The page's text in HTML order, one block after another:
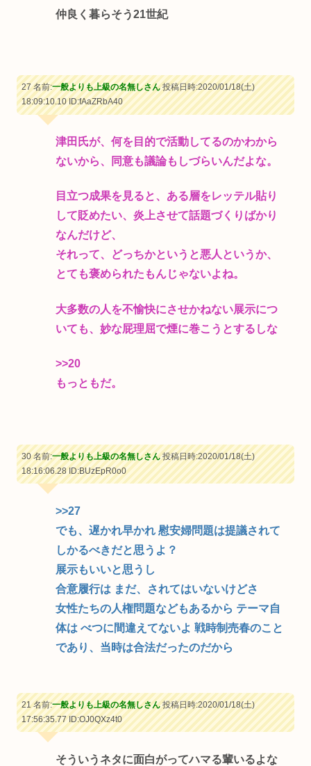
仲良く暮らそう21世紀
27 名前:一般よりも上級の名無しさん投稿日時:2020/01/18(土)
18:09:10.10ID:fAaZRbA40
津田氏が、何を目的で活動してるのかわから
ないから、同意も議論もしづらいんだよな。
目立つ成果を見ると、ある層をレッテル貼り
して貶めたい、炎上させて話題づくりばかり
なんだけど、
それって、どっちかというと悪人というか、
とても褒められたもんじゃないよね。
大多数の人を不愉快にさせかねない展示につ
いても、妙な屁理屈で煙に巻こうとするしな
>>20
もっともだ。
30 名前:一般よりも上級の名無しさん投稿日時:2020/01/18(土)
18:16:06.28ID:BUzEpR0o0
>>27
でも、遅かれ早かれ 慰安婦問題は提議されて
しかるべきだと思うよ？
展示もいいと思うし
合意履行は まだ、されてはいないけどさ
女性たちの人権問題などもあるから テーマ自
体は べつに間違えてないよ 戦時制売春のこと
であり、当時は合法だったのだから
21 名前:一般よりも上級の名無しさん投稿日時:2020/01/18(土)
17:56:35.77ID:OJ0QXz4t0
そういうネタに面白がってハマる輩いるよな